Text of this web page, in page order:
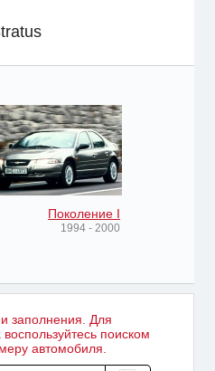
Поколение I
1994 - 2000
заполнения. Для
поиском
автомобиля.